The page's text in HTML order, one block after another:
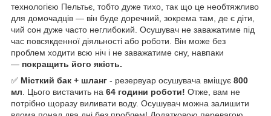
технологією Пельтьє, тобто дуже тихо, так що це необтяжливо
для домочадців — він буде доречний, зокрема там, де є діти,
чий сон дуже часто неглибокий. Осушувач не заважатиме під
час повсякденної діяльності або роботи. Він може без
проблем ходити всю ніч і не заважатиме сну, навпаки
— покращить його якість.
✅ Місткий бак + шланг - резервуар осушувача вміщує 800
мл . Цього вистачить на 64 години роботи! Отже, вам не
потрібно щоразу виливати воду. Осушувач можна залишити